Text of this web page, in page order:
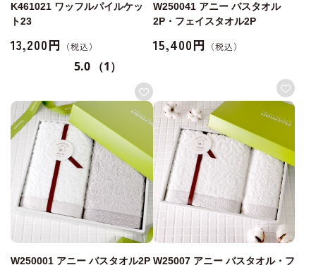
K461021 ワッフルパイルケッ
ト23
13,200円
5.0 （1）
W250041 アニー バスタオル
2P・フェイスタオル2P
15,400円
W250001 アニー バスタオル2P W25007 アニー バスタオル・フ